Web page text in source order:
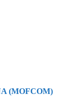
(MOFCOM)